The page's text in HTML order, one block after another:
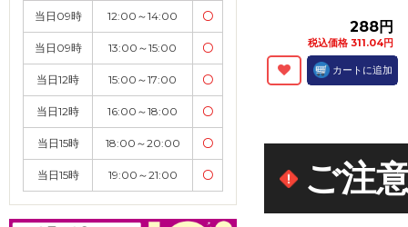
当日09時 12:00～14:00 〇
当日09時 13:00～15:00 〇
当日12時 15:00～17:00 〇
当日12時 16:00～18:00 〇
当日15時 18:00～20:00 〇
当日15時 19:00～21:00 〇
288円
税込価格 311.04円
カートに追加
ご注